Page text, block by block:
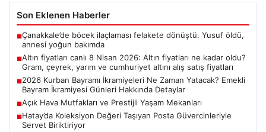
Son Eklenen Haberler
■Çanakkale’de böcek ilaçlaması felakete dönüştü. Yusuf öldü,
annesi yoğun bakımda
■Altın fiyatları canlı 8 Nisan 2026: Altın fiyatları ne kadar oldu?
Gram, çeyrek, yarım ve cumhuriyet altını alış satış fiyatları
■2026 Kurban Bayramı İkramiyeleri Ne Zaman Yatacak? Emekli
Bayram İkramiyesi Günleri Hakkında Detaylar
■Açık Hava Mutfakları ve Prestijli Yaşam Mekanları
■Hatay’da Koleksiyon Değeri Taşıyan Posta Güvercinleriyle
Servet Biriktiriyor